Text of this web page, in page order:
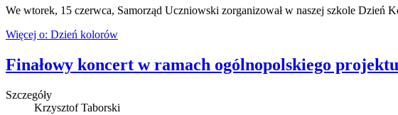
We wtorek, 15 czerwca, Samorząd Uczniowski zorganizował w naszej szkole
Więcej o: Dzień kolorów
Finałowy koncert w ramach ogólnopolskiego
Szczegóły
Krzysztof Taborski